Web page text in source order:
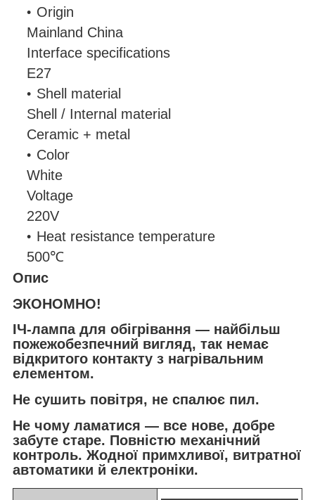
Origin
Mainland China
Interface specifications
E27
Shell material
Shell / Internal material
Ceramic + metal
Color
White
Voltage
220V
Heat resistance temperature
500℃
Опис
ЭКОНОМНО!
ІЧ-лампа для обігрівання — найбільш
пожежобезпечний вигляд, так немає
відкритого контакту з нагрівальним
елементом.
Не сушить повітря, не спалює пил.
Не чому ламатися — все нове, добре
забуте старе. Повністю механічний
контроль. Жодної примхливої, витратної
автоматики й електроніки.